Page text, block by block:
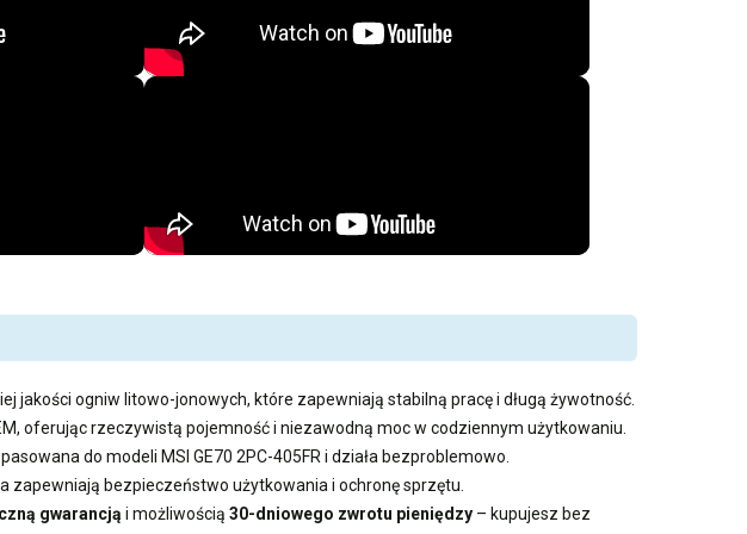
jakości ogniw litowo-jonowych, które zapewniają stabilną pracę i długą żywotność.
oferując rzeczywistą pojemność i niezawodną moc w codziennym użytkowaniu.
do modeli MSI GE70 2PC-405FR i działa bezproblemowo.
bezpieczeństwo użytkowania i ochronę sprzętu.
gwarancją i możliwością 30-dniowego zwrotu pieniędzy – kupujesz bez